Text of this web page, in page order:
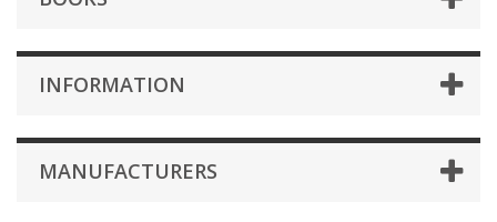
INFORMATION
MANUFACTURERS